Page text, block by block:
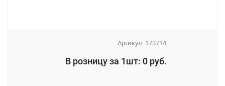
Артикул: 173714
В розницу за 1шт: 0 руб.